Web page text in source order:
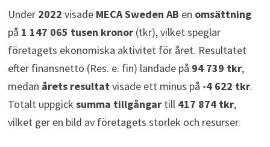
Under 2022 visade MECA Sweden AB en omsättning
på 1 147 065 tusen kronor(tkr), vilket speglar
företagets ekonomiska aktivitet för året. Resultatet
efter finansnetto (Res. e. fin) landade på 94 739 tkr,
medan årets resultatvisade ett minus på -4 622 tkr.
Totalt uppgick summa tillgångartill 417 874 tkr,
vilket ger en bild av företagets storlek och resurser.